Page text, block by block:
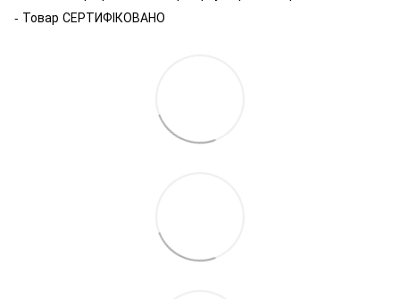
- Товар СЕРТИФІКОВАНО